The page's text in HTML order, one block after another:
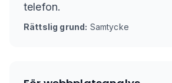
telefon.
Rättslig grund: Samtycke